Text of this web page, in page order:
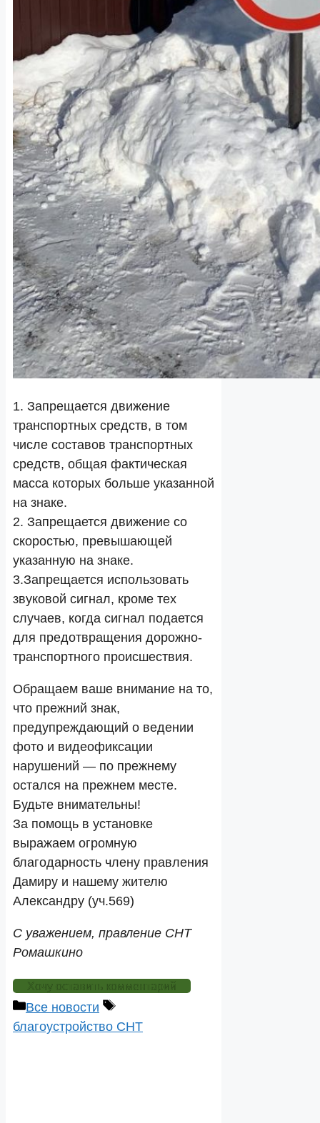
1. Запрещается движение
транспортных средств, в том
числе составов транспортных
средств, общая фактическая
масса которых больше указанной
на знаке.
2. Запрещается движение со
скоростью, превышающей
указанную на знаке.
3.Запрещается использовать
звуковой сигнал, кроме тех
случаев, когда сигнал подается
для предотвращения дорожно-
транспортного происшествия.
Обращаем ваше внимание на то,
что прежний знак,
предупреждающий о ведении
фото и видеофиксации
нарушений — по прежнему
остался на прежнем месте.
Будьте внимательны!
За помощь в установке
выражаем огромную
благодарность члену правления
Дамиру и нашему жителю
Александру (уч.569)
С уважением, правление СНТ
Ромашкино
Хочу оставить комментарий
Рубрики
Все новости
Метки
благоустройство СНТ